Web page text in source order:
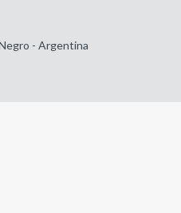
- Argentina